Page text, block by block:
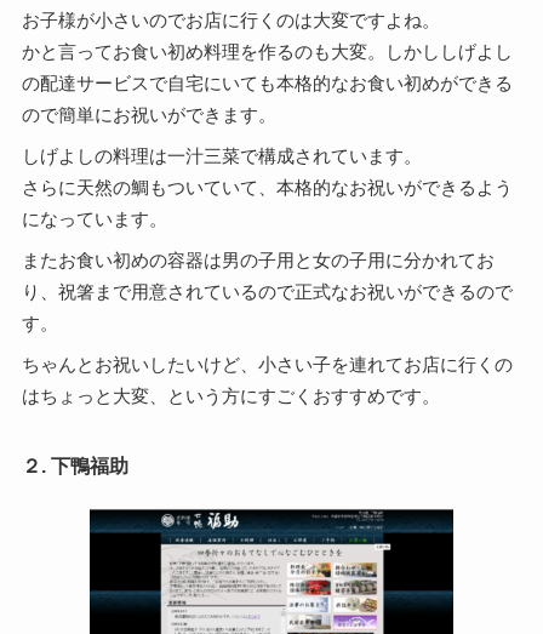
お子様が小さいのでお店に行くのは大変ですよね。
かと言ってお食い初め料理を作るのも大変。しかししげよし
の配達サービスで自宅にいても本格的なお食い初めができる
ので簡単にお祝いができます。
しげよしの料理は一汁三菜で構成されています。
さらに天然の鯛もついていて、本格的なお祝いができるよう
になっています。
またお食い初めの容器は男の子用と女の子用に分かれてお
り、祝箸まで用意されているので正式なお祝いができるので
す。
ちゃんとお祝いしたいけど、小さい子を連れてお店に行くの
はちょっと大変、という方にすごくおすすめです。
２. 下鴨福助